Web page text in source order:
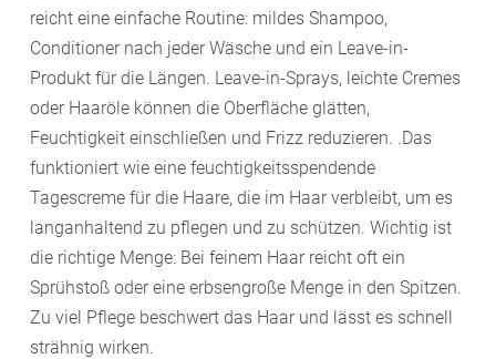
reicht eine einfache Routine: mildes Shampoo,
Conditioner nach jeder Wäsche und ein Leave-in-
Produkt für die Längen. Leave-in-Sprays, leichte Cremes
oder Haaröle können die Oberfläche glätten,
Feuchtigkeit einschließen und Frizz reduzieren. .Das
funktioniert wie eine feuchtigkeitsspendende
Tagescreme für die Haare, die im Haar verbleibt, um es
langanhaltend zu pflegen und zu schützen. Wichtig ist
die richtige Menge: Bei feinem Haar reicht oft ein
Sprühstoß oder eine erbsengroße Menge in den Spitzen.
Zu viel Pflege beschwert das Haar und lässt es schnell
strähnig wirken.